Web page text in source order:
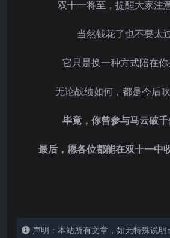
双十一将至，提醒大家注
当然钱花了也不要太
它只是换一种方式陪在
无论战绩如何，都是今后
毕竟，你曾参与马云破
最后，愿各位都能在双十一中
声明：本站所有文章，如无特殊说